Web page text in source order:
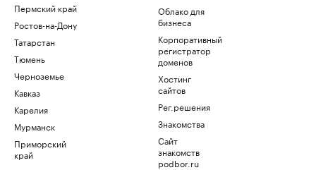
Пермский край
Ростов-на-Дону
Татарстан
Тюмень
Черноземье
Кавказ
Карелия
Мурманск
Приморский
край
Облако для
бизнеса
Корпоративный
регистратор
доменов
Хостинг
сайтов
Рег.решения
Знакомства
Сайт
знакомств
podbor.ru